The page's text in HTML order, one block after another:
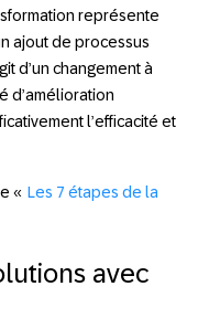
représente
ajout de processus
d’un changement à
d’amélioration
l’efficacité et
« Les 7 étapes de la
avec